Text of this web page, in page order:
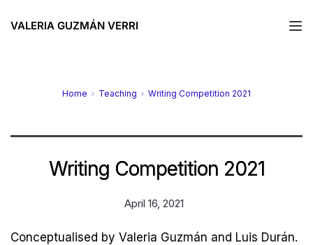
VALERIA GUZMÁN VERRI
Writing Competition 2021
April 16, 2021
Conceptualised by Valeria Guzmán and Luis Durán.
Home Teaching Writing Competition 2021